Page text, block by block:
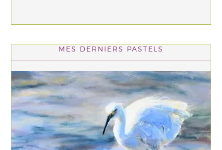
MES DERNIERS PASTELS